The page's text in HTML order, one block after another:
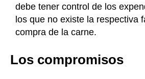
debe tener control de los
los que no existe la respectiva
compra de la carne.
Los compromisos